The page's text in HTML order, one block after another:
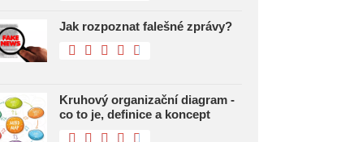
Jak rozpoznat falešné zprávy?
Kruhový organizační diagram -
co to je, definice a koncept